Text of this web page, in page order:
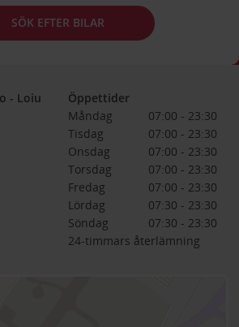
SÖK EFTER BILAR
- Loiu
Öppettider
Måndag
07:00 - 23:30
Tisdag
07:00 - 23:30
Onsdag
07:00 - 23:30
Torsdag
07:00 - 23:30
Fredag
07:00 - 23:30
Lördag
07:30 - 23:30
Söndag
07:30 - 23:30
24-timmars återlämning